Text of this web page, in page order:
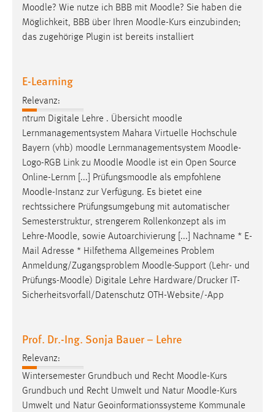
Moodle? Wie nutze ich BBB mit Moodle? Sie haben die
Möglichkeit, BBB über Ihren Moodle-Kurs einzubinden;
das zugehörige Plugin ist bereits installiert
E-Learning
Relevanz:
ntrum Digitale Lehre . Übersicht moodle
Lernmanagementsystem Mahara Virtuelle Hochschule
Bayern (vhb) moodle Lernmanagementsystem Moodle-
Logo-RGB Link zu Moodle Moodle ist ein Open Source
Online-Lernm [...] Prüfungsmoodle als empfohlene
Moodle-Instanz zur Verfügung. Es bietet eine
rechtssichere Prüfungsumgebung mit automatischer
Semesterstruktur, strengerem Rollenkonzept als im
Lehre-Moodle, sowie Autoarchivierung [...] Nachname * E-
Mail Adresse * Hilfethema Allgemeines Problem
Anmeldung/Zugangsproblem Moodle-Support (Lehr- und
Prüfungs-Moodle) Digitale Lehre Hardware/Drucker IT-
Sicherheitsvorfall/Datenschutz OTH-Website/-App
Prof. Dr.-Ing. Sonja Bauer – Lehre
Relevanz:
Wintersemester Grundbuch und Recht Moodle-Kurs
Grundbuch und Recht Umwelt und Natur Moodle-Kurs
Umwelt und Natur Geoinformationssysteme Kommunale
Conversion-Tracking
Cookie Laufzeit:
Facebook Pixel
_fbp
Anbieter:
Facebook
Zweck:
Conversion-Tracking
Cookie Laufzeit:
3 Monate
EXTERNE MEDIEN
Um Inhalte von Videoplattformen und Social Media
YouTube
Vimeo